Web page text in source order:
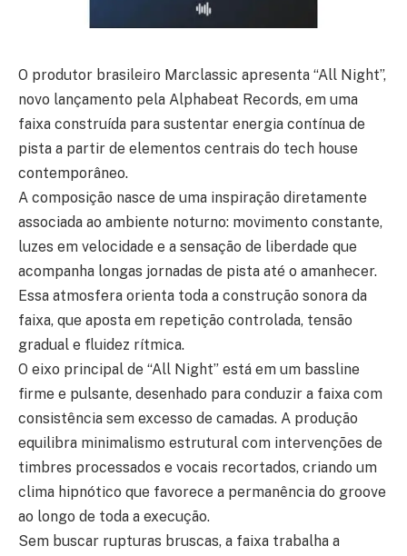
O produtor brasileiro Marclassic apresenta “All Night”,
novo lançamento pela Alphabeat Records, em uma
faixa construída para sustentar energia contínua de
pista a partir de elementos centrais do tech house
contemporâneo.
A composição nasce de uma inspiração diretamente
associada ao ambiente noturno: movimento constante,
luzes em velocidade e a sensação de liberdade que
acompanha longas jornadas de pista até o amanhecer.
Essa atmosfera orienta toda a construção sonora da
faixa, que aposta em repetição controlada, tensão
gradual e fluidez rítmica.
O eixo principal de “All Night” está em um bassline
firme e pulsante, desenhado para conduzir a faixa com
consistência sem excesso de camadas. A produção
equilibra minimalismo estrutural com intervenções de
timbres processados e vocais recortados, criando um
clima hipnótico que favorece a permanência do groove
ao longo de toda a execução.
Sem buscar rupturas bruscas, a faixa trabalha a